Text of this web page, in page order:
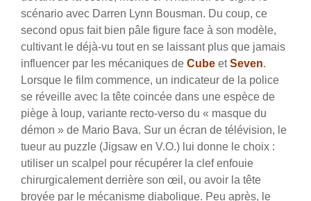
scénario avec Darren Lynn Bousman. Du coup, ce
second opus fait bien pâle figure face à son modèle,
cultivant le déjà-vu tout en se laissant plus que jamais
influencer par les mécaniques de Cube etSeven.
Lorsque le film commence, un indicateur de la police
se réveille avec la tête coincée dans une espèce de
piège à loup, variante recto-verso du « masque du
démon » de Mario Bava. Sur un écran de télévision, le
tueur au puzzle (Jigsaw en V.O.) lui donne le choix :
utiliser un scalpel pour récupérer la clef enfouie
chirurgicalement derrière son œil, ou avoir la tête
broyée par le mécanisme diabolique. Peu après, le